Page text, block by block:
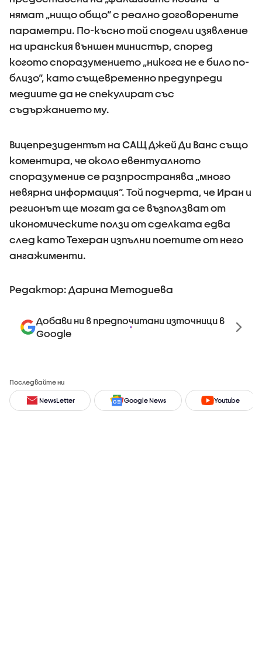
нямат „нищо общо“ с реално договорените
параметри. По-късно той сподели изявление
на иранския външен министър, според
когото споразумението „никога не е било по-
близо“, като същевременно предупреди
медиите да не спекулират със
съдържанието му.
Вицепрезидентът на САЩ Джей Ди Ванс също
коментира, че около евентуалното
споразумение се разпространява „много
невярна информация“. Той подчерта, че Иран и
регионът ще могат да се възползват от
икономическите ползи от сделката едва
след като Техеран изпълни поетите от него
ангажименти.
Редактор: Дарина Методиева
Добави ни в предпочитани източници в
Google
Последвайте ни
NewsLetter Google News Youtube